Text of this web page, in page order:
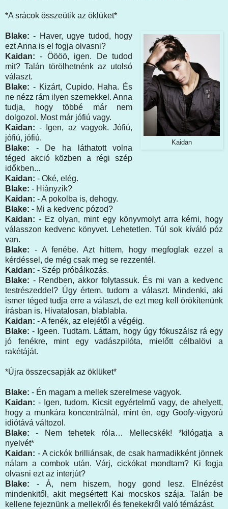
*A srácok összeütik az öklüket*
Kaidan
Blake: - Haver, ugye tudod, hogy
ezt Anna is el fogja olvasni?
Kaidan: - Öööö, igen. De tudod
mit? Talán törölhetnénk az utolsó
választ.
Blake: - Kizárt, Cupido. Haha. És
ne nézz rám ilyen szemekkel. Anna
tudja, hogy többé már nem
dolgozol. Most már jófiú vagy.
Kaidan:- Igen, az vagyok. Jófiú,
jófiú, jófiú.
Blake: - De ha láthatott volna
téged akció közben a régi szép
időkben...
Kaidan: - Oké, elég.
Blake: - Hiányzik?
Kaidan: - A pokolba is, dehogy.
Blake: - Mi a kedvenc pózod?
Kaidan: - Ez olyan, mint egy könyvmolyt arra kérni, hogy
válasszon kedvenc könyvet. Lehetetlen. Túl sok kíváló póz
van.
Blake: - A fenébe. Azt hittem, hogy megfoglak ezzel a
kérdéssel, de még csak meg se rezzentél.
Kaidan: - Szép próbálkozás.
Blake: - Rendben, akkor folytassuk. És mi van a kedvenc
testrészeddel? Úgy értem, tudom a választ. Mindenki, aki
ismer téged tudja erre a választ, de ezt meg kell örökítenünk
írásban is. Hivatalosan, blablabla.
Kaidan: - A fenék, az elejétől a végéig.
Blake: - Igeen. Tudtam. Láttam, hogy úgy fókuszálsz rá egy
jó fenékre, mint egy vadászpilóta, mielőtt célbalövi a
rakétáját.
*Újra összecsapják az öklüket*
Blake: - Én magam a mellek szerelmese vagyok.
Kaidan: - Igen, tudom. Kicsit egyértelmű vagy, de ahelyett,
hogy a munkára koncentrálnál, mint én, egy Goofy-vigyorú
idiótává változol.
Blake: - Nem tehetek róla… Mellecskék! *kilógatja a
nyelvét*
Kaidan: - A cickók brilliánsak, de csak harmadikként jönnek
nálam a combok után. Várj, cickókat mondtam? Ki fogja
olvasni ezt az interjút?
Blake: - Á, nem hiszem, hogy gond lesz. Elnézést
mindenkitől, akit megsértett Kai mocskos szája. Talán be
kellene fejeznünk a mellekről és fenekekről való témázást.